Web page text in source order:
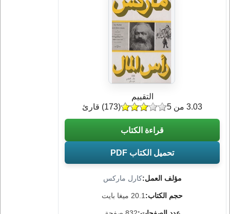
مؤلف العمل:كارل ماركس
حجم الكتاب: 20.1 ميغا بايت
التقييم
(
173) قارئ 3.03 من 5
قراءة الكتاب
تحميل الكتاب PDF